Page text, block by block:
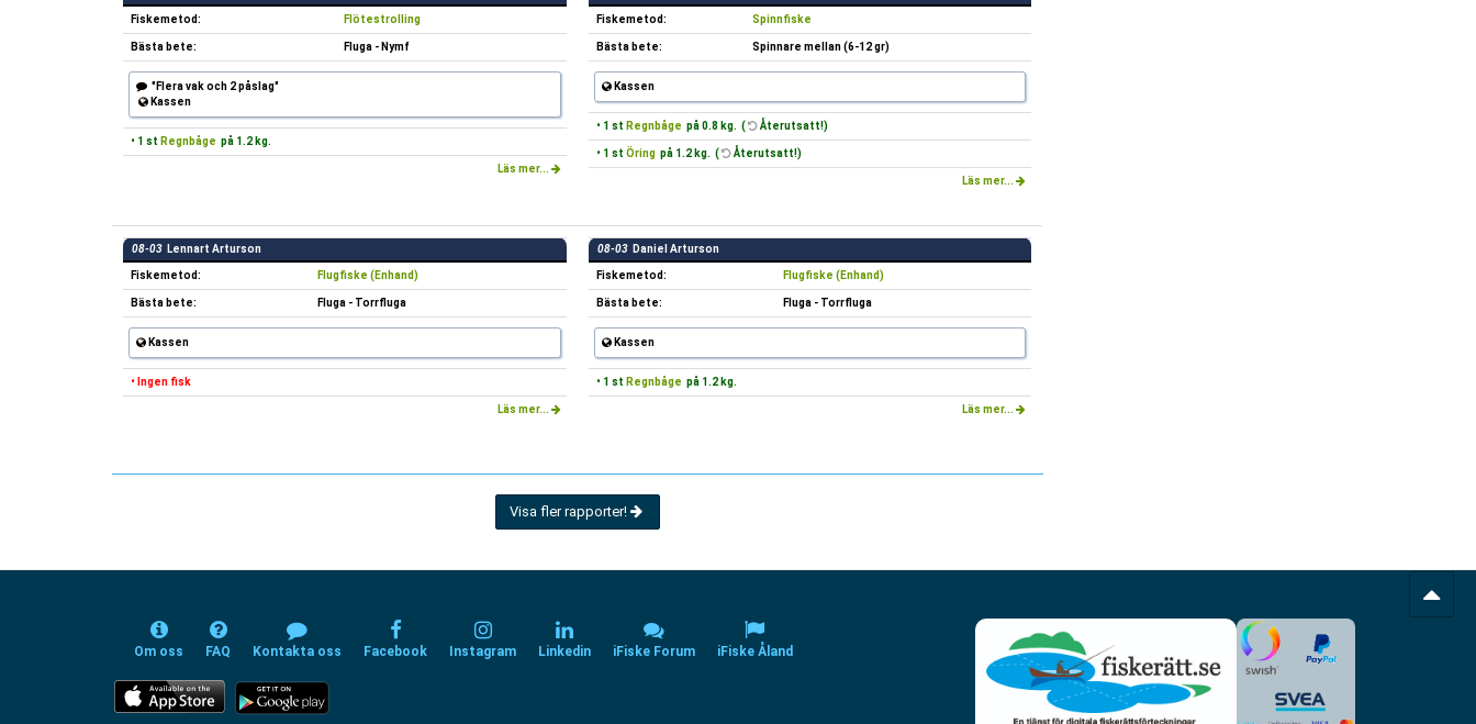
Fiskemetod: Flötestrolling
Bästa bete: Fluga - Nymf
"Flera vak och 2 påslag"
Kassen
• 1 st Regnbåge på 1.2 kg.
Läs mer...
Fiskemetod: Spinnfiske
Bästa bete: Spinnare mellan (6-12 gr)
Kassen
• 1 st Regnbåge på 0.8 kg. ( Återutsatt!)
• 1 st Öring på 1.2 kg. ( Återutsatt!)
Läs mer...
08-03 Lennart Arturson
Fiskemetod: Flugfiske (Enhand)
Bästa bete: Fluga - Torrfluga
Kassen
• Ingen fisk
Läs mer...
08-03 Daniel Arturson
Fiskemetod: Flugfiske (Enhand)
Bästa bete: Fluga - Torrfluga
Kassen
• 1 st Regnbåge på 1.2 kg.
Läs mer...
Visa fler rapporter!
Om oss FAQ Kontakta oss Facebook Instagram Linkedin iFiske Forum iFiske Åland